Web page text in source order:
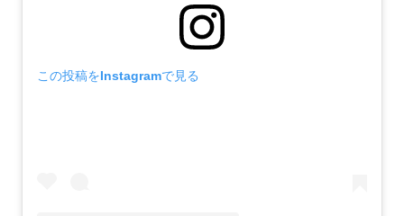
この投稿をInstagramで見る